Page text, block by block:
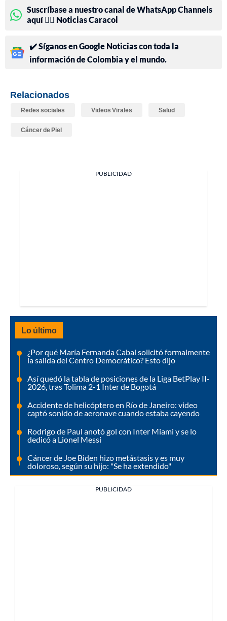
Suscríbase a nuestro canal de WhatsApp Channels
aquí 👉🏻 Noticias Caracol
✔️ Síganos en Google Noticias con toda la
información de Colombia y el mundo.
Relacionados
Redes sociales Videos Virales Salud
Cáncer de Piel
PUBLICIDAD
Lo último
¿Por qué María Fernanda Cabal solicitó formalmente
la salida del Centro Democrático? Esto dijo
Así quedó la tabla de posiciones de la Liga BetPlay II-
2026, tras Tolima 2-1 Inter de Bogotá
Accidente de helicóptero en Río de Janeiro: video
captó sonido de aeronave cuando estaba cayendo
Rodrigo de Paul anotó gol con Inter Miami y se lo
dedicó a Lionel Messi
Cáncer de Joe Biden hizo metástasis y es muy
doloroso, según su hijo: "Se ha extendido"
PUBLICIDAD